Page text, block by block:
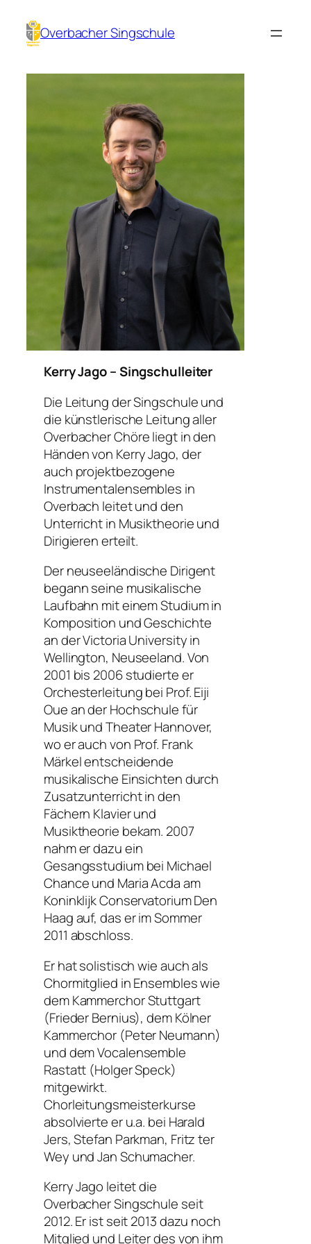
zum
Inhalt
Overbacher Singschule
Kerry Jago – Singschulleiter
Die Leitung der Singschule und
die künstlerische Leitung aller
Overbacher Chöre liegt in den
Händen von Kerry Jago, der
auch projektbezogene
Instrumentalensembles in
Overbach leitet und den
Unterricht in Musiktheorie und
Dirigieren erteilt.
Der neuseeländische Dirigent
begann seine musikalische
Laufbahn mit einem Studium in
Komposition und Geschichte
an der Victoria University in
Wellington, Neuseeland. Von
2001 bis 2006 studierte er
Orchesterleitung bei Prof. Eiji
Oue an der Hochschule für
Musik und Theater Hannover,
wo er auch von Prof. Frank
Märkel entscheidende
musikalische Einsichten durch
Zusatzunterricht in den
Fächern Klavier und
Musiktheorie bekam. 2007
nahm er dazu ein
Gesangsstudium bei Michael
Chance und Maria Acda am
Koninklijk Conservatorium Den
Haag auf, das er im Sommer
2011 abschloss.
Er hat solistisch wie auch als
Chormitglied in Ensembles wie
dem Kammerchor Stuttgart
(Frieder Bernius), dem Kölner
Kammerchor (Peter Neumann)
und dem Vocalensemble
Rastatt (Holger Speck)
mitgewirkt.
Chorleitungsmeisterkurse
absolvierte er u.a. bei Harald
Jers, Stefan Parkman, Fritz ter
Wey und Jan Schumacher.
Kerry Jago leitet die
Overbacher Singschule seit
2012. Er ist seit 2013 dazu noch
Mitglied und Leiter des von ihm